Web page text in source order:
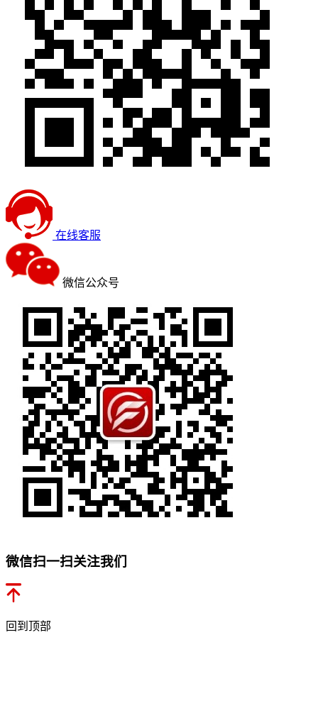
在线客服
微信公众号
微信扫一扫关注我们
回到顶部